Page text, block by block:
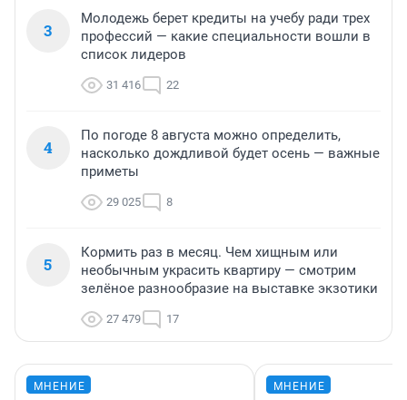
3
Молодежь берет кредиты на учебу ради трех
профессий — какие специальности вошли в
список лидеров
31 416 22
4
По погоде 8 августа можно определить,
насколько дождливой будет осень — важные
приметы
29 025 8
5
Кормить раз в месяц. Чем хищным или
необычным украсить квартиру — смотрим
зелёное разнообразие на выставке экзотики
27 479 17
МНЕНИЕ МНЕНИЕ